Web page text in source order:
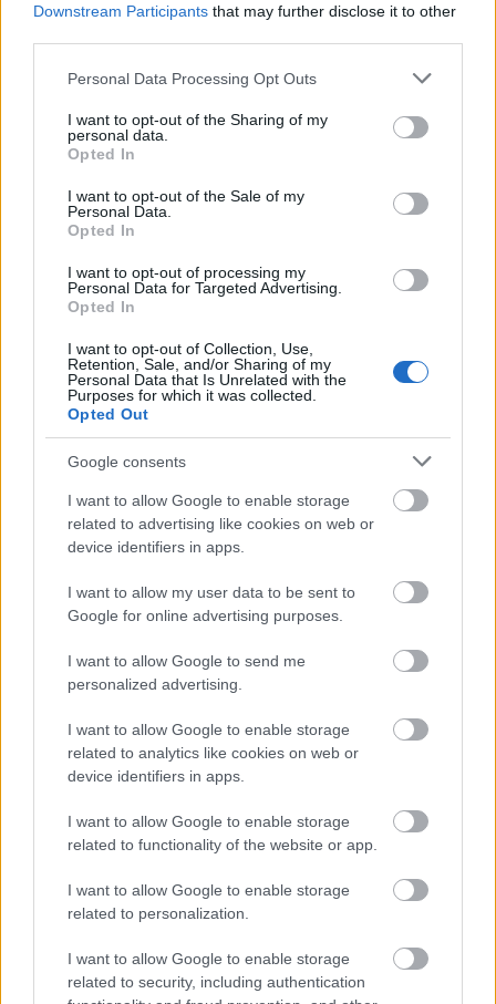
Downstream Participants that may further disclose it to other
Please note that this website/app uses one or more Google
not limited to your visit or usage behaviour. You may click to
grant or deny consent to Google and its third-party tags to
use your data for below specified purposes in below Google
consent section.
Personal Data Processing Opt Outs
I want to opt-out of the Sharing of my
personal data.
Opted In
I want to opt-out of the Sale of my
Personal Data.
Opted In
I want to opt-out of processing my
Personal Data for Targeted Advertising.
Opted In
I want to opt-out of Collection, Use,
Retention, Sale, and/or Sharing of my
Personal Data that Is Unrelated with the
Purposes for which it was collected.
Opted Out
Google consents
I want to allow Google to enable storage
related to advertising like cookies on web or
device identifiers in apps.
I want to allow my user data to be sent to
Google for online advertising purposes.
I want to allow Google to send me
personalized advertising.
I want to allow Google to enable storage
related to analytics like cookies on web or
device identifiers in apps.
I want to allow Google to enable storage
related to functionality of the website or app.
I want to allow Google to enable storage
related to personalization.
I want to allow Google to enable storage
related to security, including authentication
@AlidaRita: Szia! Ellenőriztük, most már jónak kell
lennie. Az oldaldobozoknál te is be tudod állítani.
AlidaRita
@blknght: Köszönöm! De még nem sikerült. Én úgy
látom minden be van állítva. Kérlek írd le a pontos
Üdv, Alida
blknght
9 éve
@AlidaRita: Szia! Azalidarita.blog.hu/adminoldalon
a beállítások között van egy oldaldobozok menü.
középen a keltetőben találod a Facebbok
oldaldobozt. Azt húzd ki jobb oldalra a jobb
hasábba.
8 éve
tudnék beállítani a blogomba?
blknght
8 éve
Helga Viking
8 éve